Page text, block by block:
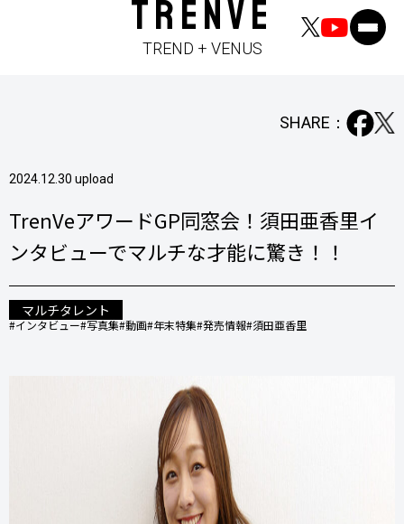
TRENVE
TREND + VENUS
2024.12.30 upload
SHARE：
TrenVeアワードGP同窓会！須田亜香里イ
ンタビューでマルチな才能に驚き！！
マルチタレント
#インタビュー#写真集#動画#年末特集#発売情報#須田亜香里